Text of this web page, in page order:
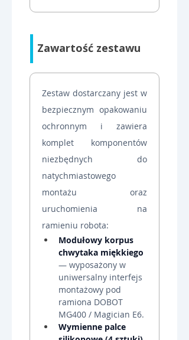
Zawartość zestawu
Zestaw dostarczany jest w
bezpiecznym opakowaniu
ochronnym i zawiera
komplet komponentów
niezbędnych do
natychmiastowego
montażu oraz
uruchomienia na
ramieniu robota:
Modułowy korpus
chwytaka miękkiego
— wyposażony w
uniwersalny interfejs
montażowy pod
ramiona DOBOT
MG400 / Magician E6.
Wymienne palce